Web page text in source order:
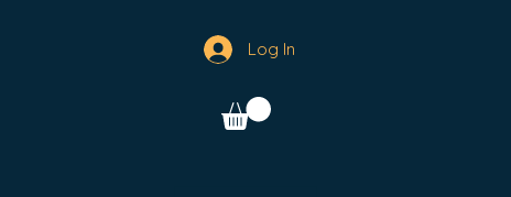
Log In